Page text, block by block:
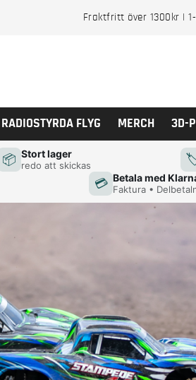
Fraktfritt över 1300kr |
RADIOSTYRDA FLYG MERCH 3D-
📦 Stort lager
redo att skickas
💳 Betala med
Faktura •